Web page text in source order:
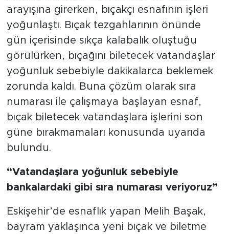
arayışına girerken, bıçakçı esnafının işleri
yoğunlaştı. Bıçak tezgahlarının önünde
gün içerisinde sıkça kalabalık oluştuğu
görülürken, bıçağını biletecek vatandaşlar
yoğunluk sebebiyle dakikalarca beklemek
zorunda kaldı. Buna çözüm olarak sıra
numarası ile çalışmaya başlayan esnaf,
bıçak biletecek vatandaşlara işlerini son
güne bırakmamaları konusunda uyarıda
bulundu.
“Vatandaşlara yoğunluk sebebiyle
bankalardaki gibi sıra numarası veriyoruz”
Eskişehir’de esnaflık yapan Melih Başak,
bayram yaklaşınca yeni bıçak ve biletme